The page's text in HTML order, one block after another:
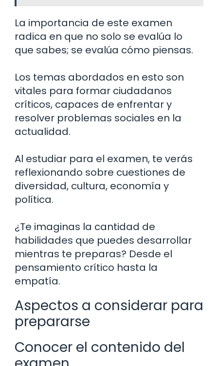
La importancia de este examen
radica en que no solo se evalúa lo
que sabes; se evalúa cómo piensas.
Los temas abordados en esto son
vitales para formar ciudadanos
críticos, capaces de enfrentar y
resolver problemas sociales en la
actualidad.
Al estudiar para el examen, te verás
reflexionando sobre cuestiones de
diversidad, cultura, economía y
política.
¿Te imaginas la cantidad de
habilidades que puedes desarrollar
mientras te preparas? Desde el
pensamiento crítico hasta la
empatía.
Aspectos a considerar para
prepararse
Conocer el contenido del